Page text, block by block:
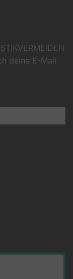
deine E-Mail